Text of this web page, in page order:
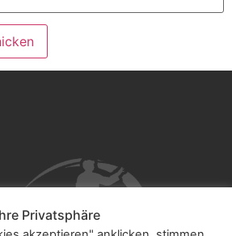
Privatsphäre